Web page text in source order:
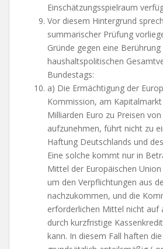
Einschätzungsspielraum
Vor diesem Hintergrund
summarischer Prüfung
Gründe gegen eine Berührung
haushaltspolitischen
Bundestags:
a) Die Ermächtigung der
Kommission, am
Milliarden Euro zu Preisen
aufzunehmen, führt nicht zu
Haftung Deutschlands und
Eine solche kommt nur in
Mittel der Europäischen
um den Verpflichtungen aus
nachzukommen, und die
erforderlichen Mittel nicht auf
durch kurzfristige
kann. In diesem Fall haften